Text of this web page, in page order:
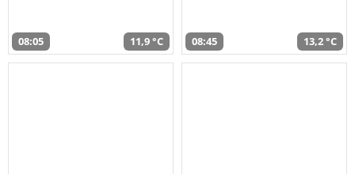
08:05 11,9 °C 08:45 13,2 °C